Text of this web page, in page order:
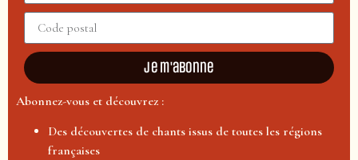
Je m'abonne
Abonnez-vous et découvrez :
Des découvertes de chants issus de toutes les régions
françaises